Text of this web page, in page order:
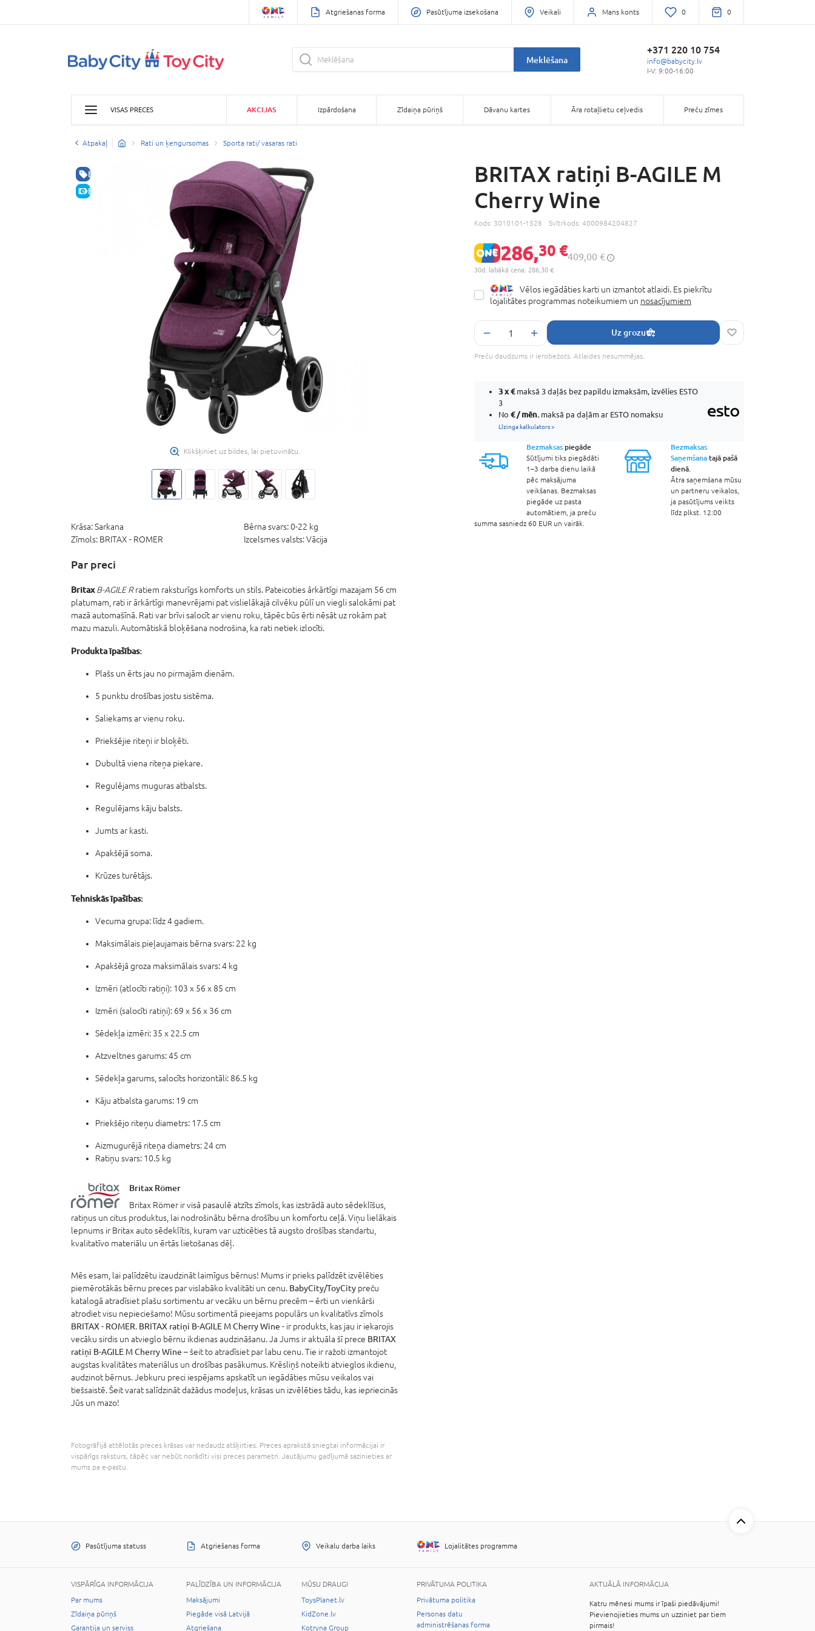
Atgriešanas forma Pasūtījuma izsekošana Veikali Mans konts 0 0
Meklēšana
+371 220 10 754
info@babycity.lv
I-V: 9:00-16:00
VISAS PRECES AKCIJAS Izpārdošana Zīdaiņa pūriņš Dāvanu kartes Āra rotaļlietu ceļvedis Preču zīmes
Atpakaļ Rati un ķengursomas Sporta rati/ vasaras rati
LABA CENA
E-CENA
Klikšķiniet uz bildes, lai pietuvinātu.
Krāsa:Sarkana Bērna svars:0-22 kg
Zīmols: BRITAX - ROMER Izcelsmes valsts:Vācija
Par preci
BritaxB-AGILE Rratiem raksturīgs komforts un stils. Pateicoties ārkārtīgi mazajam 56 cm
platumam, rati ir ārkārtīgi manevrējami pat vislielākajā cilvēku pūlī un viegli salokāmi pat
mazā automašīnā. Rati var brīvi salocīt ar vienu roku, tāpēc būs ērti nēsāt uz rokām pat
mazu mazuli. Automātiskā bloķēšana nodrošina, ka rati netiek izlocīti.
Produkta īpašības:
Plašs un ērts jau no pirmajām dienām.
5 punktu drošības jostu sistēma.
Saliekams ar vienu roku.
Priekšējie riteņi ir bloķēti.
Dubultā viena riteņa piekare.
Regulējams muguras atbalsts.
Regulējams kāju balsts.
Jumts ar kasti.
Apakšējā soma.
Krūzes turētājs.
Tehniskās īpašības:
Vecuma grupa: līdz 4 gadiem.
Maksimālais pieļaujamais bērna svars: 22 kg
Apakšējā groza maksimālais svars: 4 kg
Izmēri (atlocīti ratiņi): 103 x 56 x 85 cm
Izmēri (salocīti ratiņi): 69 x 56 x 36 cm
Sēdekļa izmēri: 35 x 22.5 cm
Atzveltnes garums: 45 cm
Sēdekļa garums, salocīts horizontāli: 86.5 kg
Kāju atbalsta garums: 19 cm
Priekšējo riteņu diametrs: 17.5 cm
Aizmugurējā riteņa diametrs: 24 cm
Ratiņu svars: 10.5 kg
Britax Römer
Britax Römer ir visā pasaulē atzīts zīmols, kas izstrādā auto sēdeklīšus,
ratiņus un citus produktus, lai nodrošinātu bērna drošību un komfortu ceļā. Viņu lielākais
lepnums ir Britax auto sēdeklītis, kuram var uzticēties tā augsto drošības standartu,
kvalitatīvo materiālu un ērtās lietošanas dēļ.
Mēs esam, lai palīdzētu izaudzināt laimīgus bērnus! Mums ir prieks palīdzēt izvēlēties
piemērotākās bērnu preces par vislabāko kvalitāti un cenu. BabyCity/ToyCity preču
katalogā atradīsiet plašu sortimentu ar vecāku un bērnu precēm – ērti un vienkārši
atrodiet visu nepieciešamo! Mūsu sortimentā pieejams populārs un kvalitatīvs zīmols
BRITAX - ROMER. BRITAX ratiņi B-AGILE M Cherry Wine - ir produkts, kas jau ir iekarojis
vecāku sirdis un atvieglo bērnu ikdienas audzināšanu. Ja Jums ir aktuāla šī prece BRITAX
ratiņi B-AGILE M Cherry Wine – šeit to atradīsiet par labu cenu. Tie ir ražoti izmantojot
augstas kvalitātes materiālus un drošības pasākumus. Krēsliņš noteikti atvieglos ikdienu,
audzinot bērnus. Jebkuru preci iespējams apskatīt un iegādāties mūsu veikalos vai
tiešsaistē. Šeit varat salīdzināt dažādus modeļus, krāsas un izvēlēties tādu, kas iepriecinās
Jūs un mazo!
Fotogrāfijā attēlotās preces krāsas var nedaudz atšķirties. Preces aprakstā sniegtai informācijai ir
vispārīgs raksturs, tāpēc var nebūt norādīti visi preces parametri. Jautājumu gadījumā sazinieties ar
mums pa e-pastu.
BRITAX ratiņi B-AGILE M
Cherry Wine
Kods: 3010101-1528 Svītrkods: 4000984204827
286,30 €409,00 €
30d. labākā cena: 286,30 €
Vēlos iegādāties karti un izmantot atlaidi. Es piekrītu
lojalitātes programmas noteikumiem un nosacījumiem
Uz grozu
Preču daudzums ir ierobežots. Atlaides nesummējas.
3 x€maksā 3 daļās bez papildu izmaksām, izvēlies ESTO
3
No € / mēn. maksā pa daļām ar ESTO nomaksu
Līzinga kalkulators >
Bezmaksas piegāde
Sūtījumi tiks piegādāti
1–3 darba dienu laikā
pēc maksājuma
veikšanas. Bezmaksas
piegāde uz pasta
automātiem, ja preču
summa sasniedz 60 EUR un vairāk.
Bezmaksas
Saņemšanatajā pašā
dienā.
Ātra saņemšana mūsu
un partneru veikalos,
ja pasūtījums veikts
līdz plkst. 12:00
Pasūtījuma statuss Atgriešanas forma Veikalu darba laiks Lojalitātes programma
VISPĀRĪGA INFORMĀCIJA
Par mums
Zīdaiņa pūriņš
Garantija un serviss
PALĪDZĪBA UN INFORMĀCIJA
Maksājumi
Piegāde visā Latvijā
Atgriešana
MŪSU DRAUGI
ToysPlanet.lv
KidZone.lv
Kotryna Group
PRIVĀTUMA POLITIKA
Privātuma politika
Personas datu
administrēšanas forma
AKTUĀLĀ INFORMĀCIJA
Katru mēnesi mums ir īpaši piedāvājumi!
Pievienojieties mums un uzziniet par tiem
pirmais!